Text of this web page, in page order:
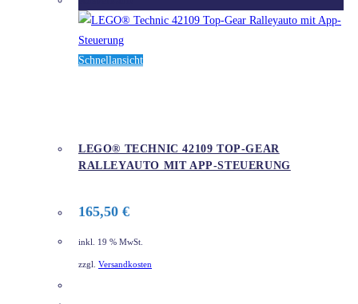
Schnellansicht
LEGO® TECHNIC 42109 TOP-GEAR
RALLEYAUTO MIT APP-STEUERUNG
165,50 €
inkl. 19 % MwSt.
zzgl. Versandkosten